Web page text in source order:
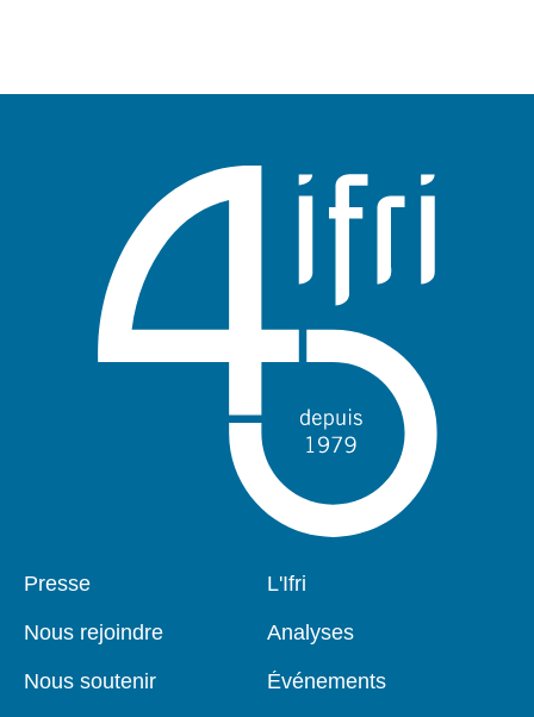
Pied
Presse
Nous rejoindre
Nous soutenir
Navigation
L'Ifri
Analyses
Événements